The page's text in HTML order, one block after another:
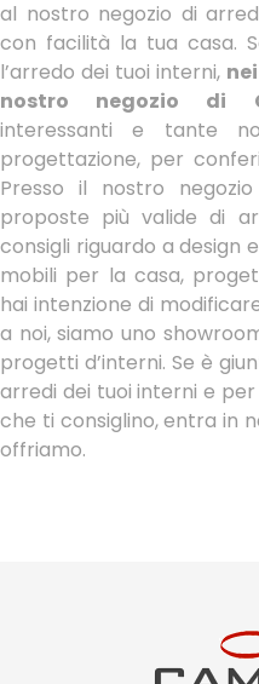
al nostro negozio di
con facilità la tua casa.
l’arredo dei tuoi interni,
nostro negozio di
interessanti e tante
progettazione, per
Presso il nostro
proposte più valide di
consigli riguardo a design
mobili per la casa,
hai intenzione di
a noi, siamo uno
progetti d’interni. Se è
arredi dei tuoi interni e
che ti consiglino, entra in
offriamo.